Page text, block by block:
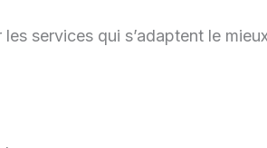
services qui s’adaptent le